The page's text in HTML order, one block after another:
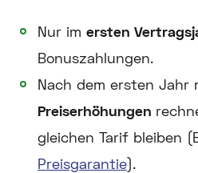
Nur im ersten
Bonuszahlungen.
Nach dem ersten Jahr
Preiserhöhungen
gleichen Tarif bleiben
Preisgarantie).